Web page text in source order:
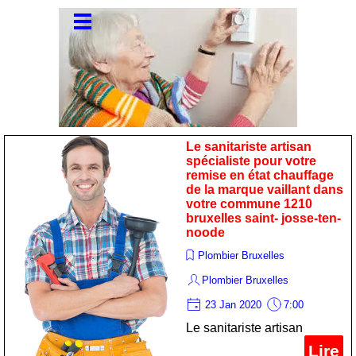
Le sanitariste artisan
spécialiste pour votre
remise en état chauffage
de la marque vaillant dans
votre commune 1210
bruxelles saint- josse-ten-
noode
Plombier Bruxelles
Plombier Bruxelles
23 Jan 2020 7:00
Le sanitariste artisan
Lire